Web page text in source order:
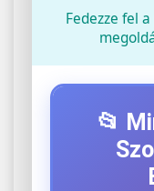
Fedezze fel
📂